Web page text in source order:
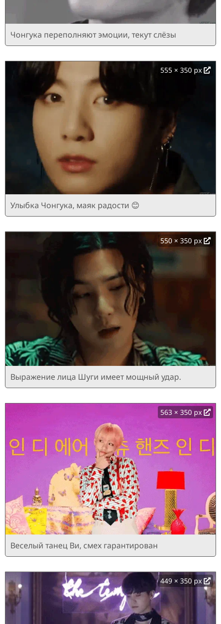
Чонгука переполняют эмоции, текут слёзы
555 × 350 px
Улыбка Чонгука, маяк радости 😊
550 × 350 px
Выражение лица Шуги имеет мощный удар.
563 × 350 px
Веселый танец Ви, смех гарантирован
449 × 350 px